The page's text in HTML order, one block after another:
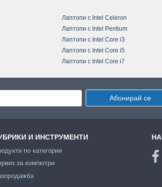
Лаптопи с Intel Celeron
Лаптопи с Intel Pentium
Лаптопи с Intel Core i3
Лаптопи с Intel Core i5
Лаптопи с Intel Core i7
Абонирай се
И ИНСТРУМЕНТИ
по категории
за компютри